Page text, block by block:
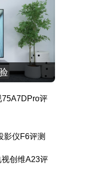
75A7DPro评
影仪F6评测
创维A23评